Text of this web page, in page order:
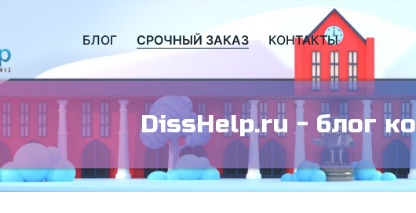
БЛОГ СРОЧНЫЙ ЗАКАЗ КОНТАКТЫ
DissHelp.ru - блог